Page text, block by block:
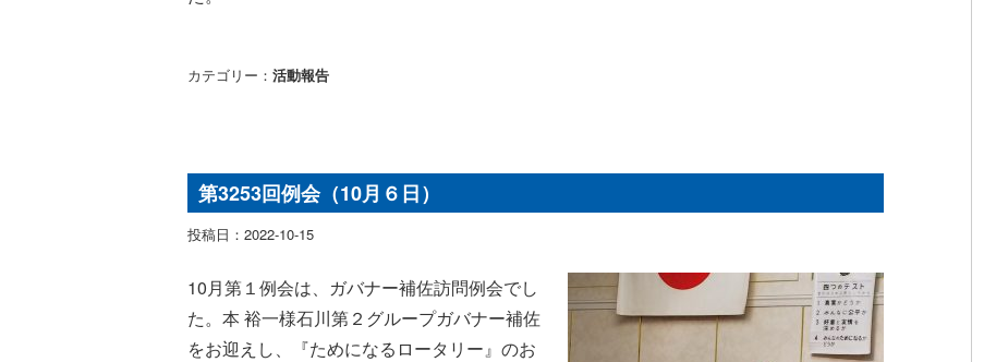
カテゴリー： 活動報告
第3253回例会（10月６日）
投稿日：2022-10-15
10月第１例会は、ガバナー補佐訪問例会でし
た。本 裕一様石川第２グループガバナー補佐
をお迎えし、
『ためになるロータリー』のお